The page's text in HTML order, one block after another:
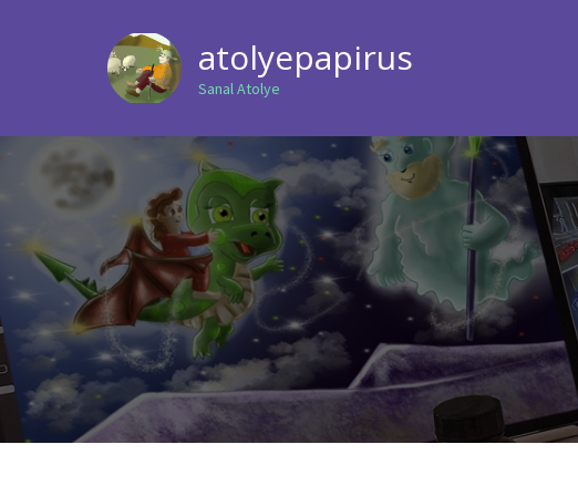
atolyepapirus
Sanal Atolye